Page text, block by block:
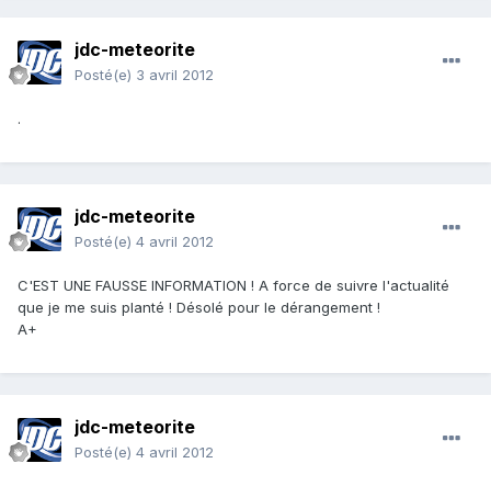
jdc-meteorite
Posté(e) 3 avril 2012
.
jdc-meteorite
Posté(e) 4 avril 2012
C'EST UNE FAUSSE INFORMATION ! A force de suivre l'actualité
que je me suis planté ! Désolé pour le dérangement !
A+
jdc-meteorite
Posté(e) 4 avril 2012